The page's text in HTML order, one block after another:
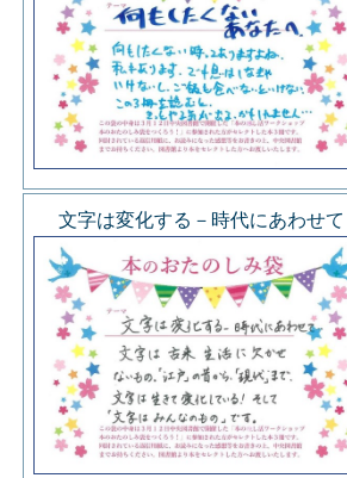
文字は変化する－時代にあわせて